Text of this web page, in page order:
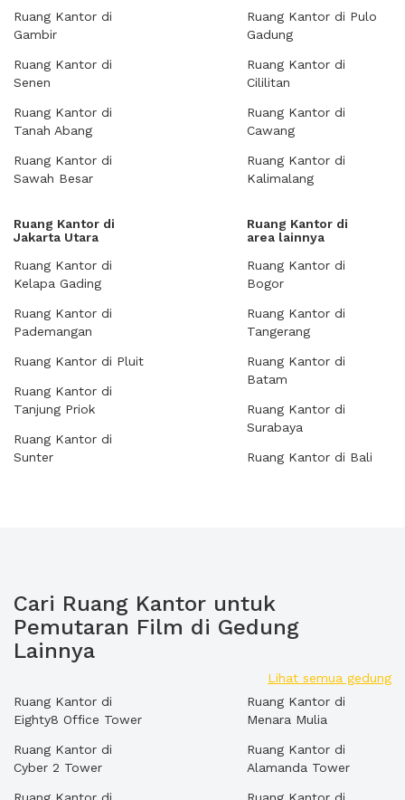
Ruang Kantor di
Gambir
Ruang Kantor di
Senen
Ruang Kantor di
Tanah Abang
Ruang Kantor di
Sawah Besar
Ruang Kantor di Pulo
Gadung
Ruang Kantor di
Cililitan
Ruang Kantor di
Cawang
Ruang Kantor di
Kalimalang
Ruang Kantor di
Jakarta Utara
Ruang Kantor di
Kelapa Gading
Ruang Kantor di
Pademangan
Ruang Kantor di Pluit
Ruang Kantor di
Tanjung Priok
Ruang Kantor di
Sunter
Ruang Kantor di
area lainnya
Ruang Kantor di
Bogor
Ruang Kantor di
Tangerang
Ruang Kantor di
Batam
Ruang Kantor di
Surabaya
Ruang Kantor di Bali
Cari Ruang Kantor untuk
Pemutaran Film di Gedung
Lainnya
Lihat semua gedung
Ruang Kantor di
Eighty8 Office Tower
Ruang Kantor di
Cyber 2 Tower
Ruang Kantor di
Menara Mulia
Ruang Kantor di
Alamanda Tower